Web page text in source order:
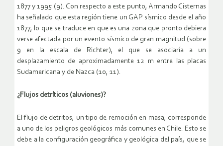
1877 y 1995 (9). Con respecto a este punto, Armando Cisternas
ha señalado que esta región tiene un GAP sísmico desde el año
1877, lo que se traduce en que es una zona que pronto debiera
verse afectada por un evento sísmico de gran magnitud (sobre
9 en la escala de Richter), el que se asociaría a un
desplazamiento de aproximadamente 12 m entre las placas
Sudamericana y de Nazca (10, 11).
¿Flujos detríticos (aluviones)?
El flujo de detritos, un tipo de remoción en masa, corresponde
a uno de los peligros geológicos más comunes en Chile. Esto se
debe a la configuración geográfica y geológica del país, que se